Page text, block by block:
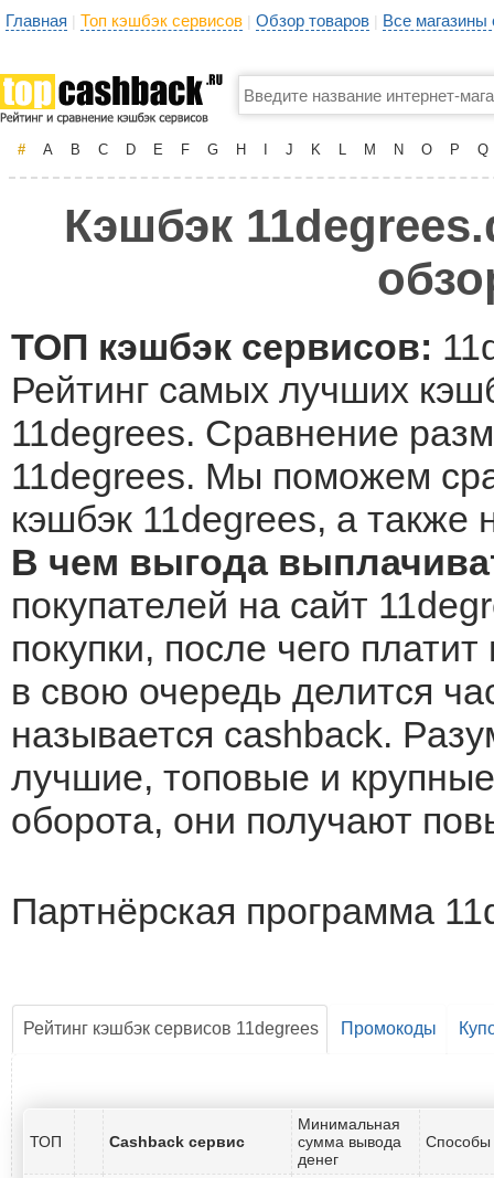
Главная | Топ кэшбэк сервисов | Обзор товаров | Все
# A B C D E F G H J K L M N O P Q
Кэшбэк
ТОП кэшбэк сервисов:
Рейтинг самых лучших
11degrees. Сравнение
11degrees. Мы поможем
кэшбэк 11degrees, а также
В чем выгода
покупателей на сайт
покупки, после чего
в свою очередь делится
называется cashback.
лучшие, топовые и
оборота, они получают
Партнёрская программа
Рейтинг кэшбэк сервисов 11degrees Промокоды
ТОП Cashback сервис
Минимальная
сумма вывода
денег
Способы